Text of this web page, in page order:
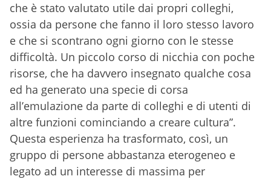
che è stato valutato utile dai propri colleghi,
ossia da persone che fanno il loro stesso lavoro
e che si scontrano ogni giorno con le stesse
difficoltà. Un piccolo corso di nicchia con poche
risorse, che ha davvero insegnato qualche cosa
ed ha generato una specie di corsa
all’emulazione da parte di colleghi e di utenti di
altre funzioni cominciando a creare cultura”.
Questa esperienza ha trasformato, così, un
gruppo di persone abbastanza eterogeneo e
legato ad un interesse di massima per